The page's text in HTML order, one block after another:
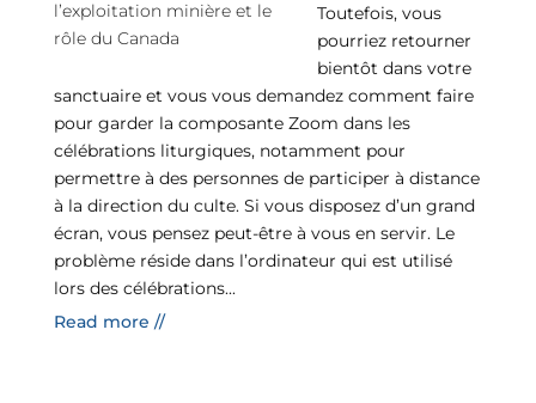
Toutefois, vous
pourriez retourner
bientôt dans votre
sanctuaire et vous vous demandez comment faire
pour garder la composante Zoom dans les
célébrations liturgiques, notamment pour
permettre à des personnes de participer à distance
à la direction du culte. Si vous disposez d’un grand
écran, vous pensez peut-être à vous en servir. Le
problème réside dans l’ordinateur qui est utilisé
lors des célébrations...
Read more //